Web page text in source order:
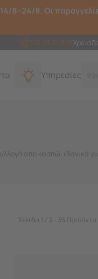
8–24/8. Οι
210 23 10 365
Υπηρεσίες
από κασπώ, ιδανικά
Σελίδα 1 / 3 - 36 Προϊόντα